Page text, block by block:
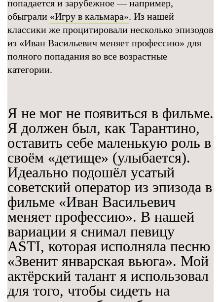
попадается и зарубежное — например,
обыграли «Игру в кальмара». Из нашей
классики же процитировали несколько эпизодов
из «Иван Васильевич меняет профессию» для
полного попадания во все возрастные
категории.
Я не мог не появиться в фильме.
Я должен был, как Тарантино,
оставить себе маленькую роль в
своём «детище» (улыбается).
Идеально подошёл усатый
советский оператор из эпизода в
фильме «Иван Васильевич
меняет профессию». В нашей
вариации я снимал певицу
ASTI, которая исполняла песню
«Звенит январская вьюга». Мой
актёрский талант я использовал
для того, чтобы сидеть на